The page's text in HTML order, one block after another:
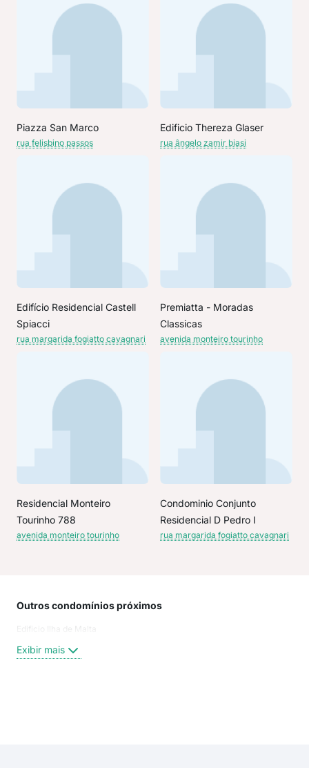
Piazza San Marco
rua felisbino passos
Edificio Thereza Glaser
rua ângelo zamir biasi
Edifício Residencial Castell
Spiacci
rua margarida fogiatto cavagnari
Premiatta - Moradas
Classicas
avenida monteiro tourinho
Residencial Monteiro
Tourinho 788
avenida monteiro tourinho
Condominio Conjunto
Residencial D Pedro I
rua margarida fogiatto cavagnari
Outros condomínios próximos
Edificio Ilha de Malta
Exibir mais